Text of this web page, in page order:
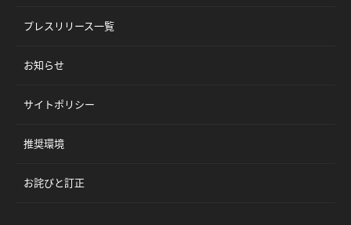
プレスリリース一覧
お知らせ
サイトポリシー
推奨環境
お詫びと訂正